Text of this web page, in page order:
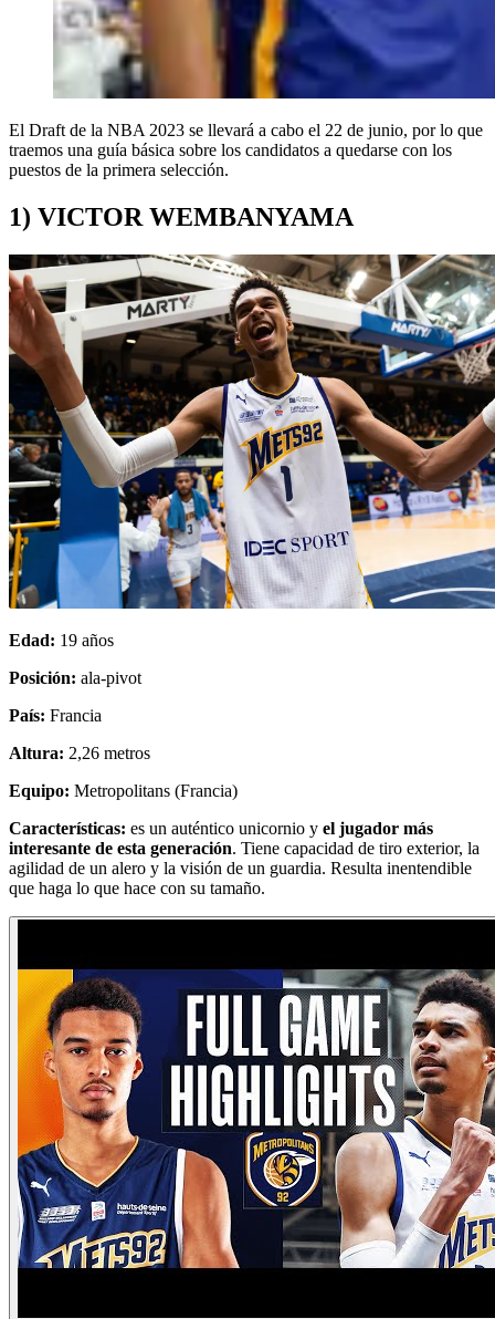
El Draft de la NBA 2023 se llevará a cabo el 22 de junio, por lo que
traemos una guía básica sobre los candidatos a quedarse con los
puestos de la primera selección.
1) VICTOR WEMBANYAMA
Edad: 19 años
Posición: ala-pivot
País: Francia
Altura: 2,26 metros
Equipo: Metropolitans (Francia)
Características: es un auténtico unicornio y el jugador más
interesante de esta generación. Tiene capacidad de tiro exterior, la
agilidad de un alero y la visión de un guardia. Resulta inentendible
que haga lo que hace con su tamaño.